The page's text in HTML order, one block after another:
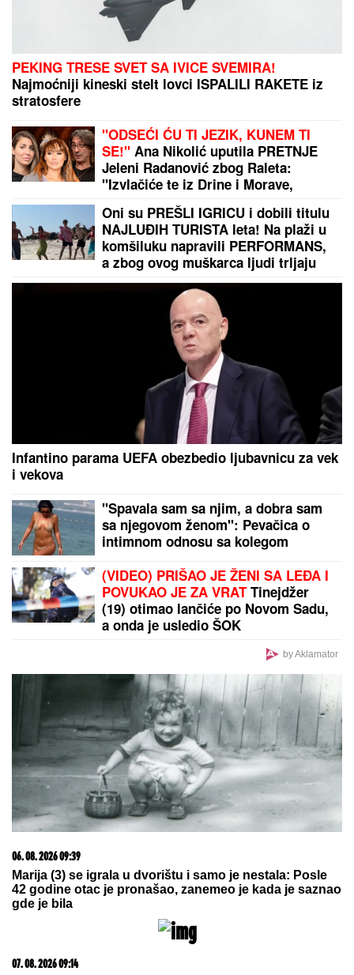
PEKING TRESE SVET SA IVICE SVEMIRA!
Najmoćniji kineski stelt lovci ISPALILI RAKETE iz
stratosfere
"ODSEĆI ĆU TI JEZIK, KUNEM TI
SE!" Ana Nikolić uputila PRETNJE
Jeleni Radanović zbog Raleta:
"Izvlačiće te iz Drine i Morave,
ku**etino raspala!" (VIDEO)
Oni su PREŠLI IGRICU i dobili titulu
NAJLUĐIH TURISTA leta! Na plaži u
komšiluku napravili PERFORMANS,
a zbog ovog muškarca ljudi trljaju
oči i ne veruju šta vide
Infantino parama UEFA obezbedio ljubavnicu za vek
i vekova
"Spavala sam sa njim, a dobra sam
sa njegovom ženom": Pevačica o
intimnom odnosu sa kolegom
(VIDEO) PRIŠAO JE ŽENI SA LEĐA I
POVUKAO JE ZA VRATTinejdžer
(19) otimao lančiće po Novom Sadu,
a onda je usledio ŠOK
by Aklamator
06. 08. 2026 09:39
Marija (3) se igrala u dvorištu i samo je nestala: Posle
42 godine otac je pronašao, zanemeo je kada je saznao
gde je bila
07. 08. 2026 09:14